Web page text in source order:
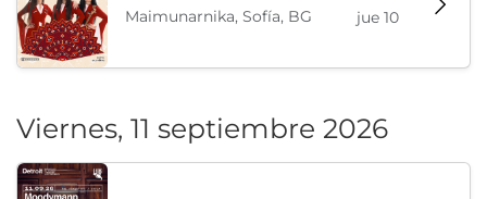
Maimunarnika, Sofía, BG jue 10
Viernes, 11 septiembre 2026